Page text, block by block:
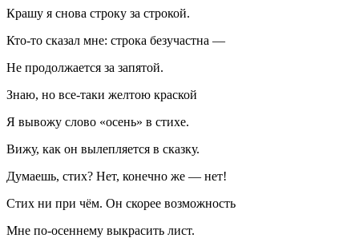
Крашу я снова строку за строкой.
Кто-то сказал мне: строка безучастна —
Не продолжается за запятой.
Знаю, но все-таки желтою краской
Я вывожу слово «осень» в стихе.
Вижу, как он вылепляется в сказку.
Думаешь, стих? Нет, конечно же — нет!
Стих ни при чём. Он скорее возможность
Мне по-осеннему выкрасить лист.